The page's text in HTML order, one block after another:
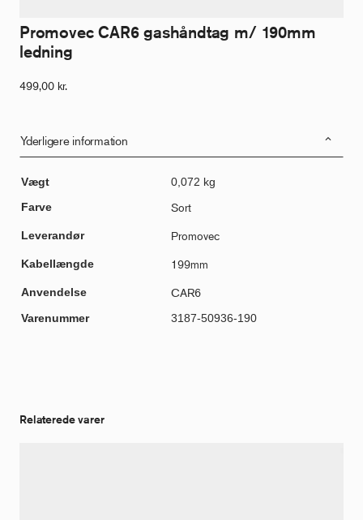
Promovec CAR6 gashåndtag m/ 190mm
ledning
499,00 kr.
Yderligere information
Vægt
0,072 kg
Farve
Sort
Leverandør Promovec
Kabellængde 199mm
Anvendelse CAR6
Varenummer 3187-50936-190
Relaterede varer